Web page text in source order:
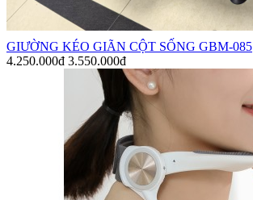
GIƯỜNG KÉO GIÃN CỘT SỐNG GBM-085
4.250.000đ 3.550.000đ